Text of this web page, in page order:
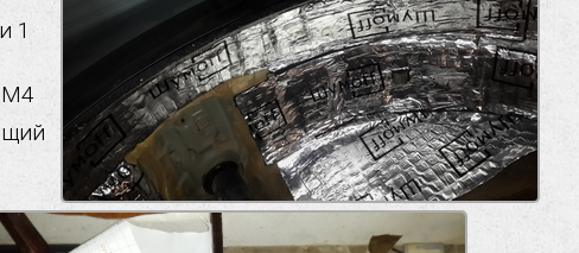
1
М4